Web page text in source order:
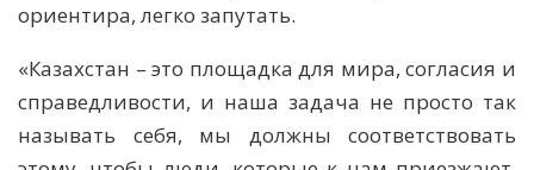
ориентира, легко запутать.
«Казахстан – это площадка для мира, согласия и
справедливости, и наша задача не просто так
называть себя, мы должны соответствовать